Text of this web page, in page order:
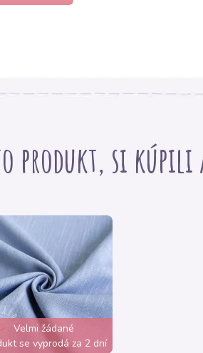
produkt, si
Velmi žádané
se vyprodá za 2 dní